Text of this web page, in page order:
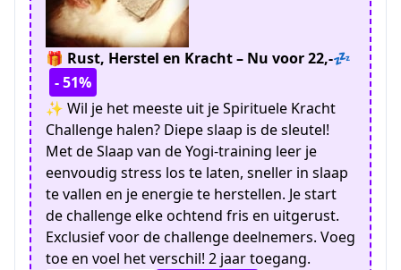
🎁 Rust, Herstel en Kracht – Nu voor 22,-💤
- 51%
✨ Wil je het meeste uit je Spirituele Kracht
Challenge halen? Diepe slaap is de sleutel!
Met de Slaap van de Yogi-training leer je
eenvoudig stress los te laten, sneller in slaap
te vallen en je energie te herstellen. Je start
de challenge elke ochtend fris en uitgerust.
Exclusief voor de challenge deelnemers. Voeg
toe en voel het verschil! 2 jaar toegang.